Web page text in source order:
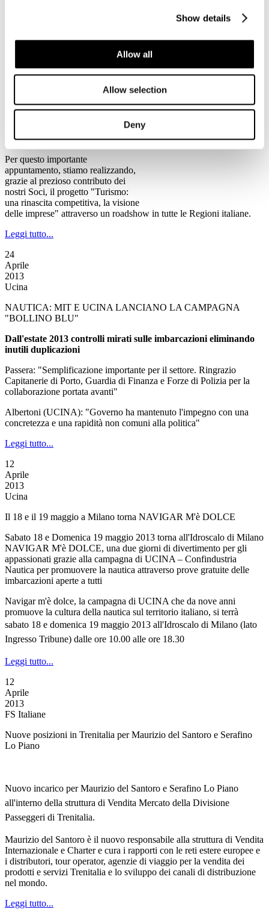
Show details
Allow all
Allow selection
Deny
2013
Ventennale Federturismo
Il Programma del Ventennale di Federturismo
Ventennale.
Per questo importante
appuntamento, stiamo realizzando,
grazie al prezioso contributo dei
nostri Soci, il progetto "Turismo:
una rinascita competitiva, la visione
delle imprese" attraverso un roadshow in tutte le Regioni italiane.
Leggi tutto...
24
Aprile
2013
Ucina
NAUTICA: MIT E UCINA LANCIANO LA CAMPAGNA
"BOLLINO BLU"
Dall'estate 2013 controlli mirati sulle imbarcazioni eliminando
inutili duplicazioni
Passera: "Semplificazione importante per il settore. Ringrazio
Capitanerie di Porto, Guardia di Finanza e Forze di Polizia per la
collaborazione portata avanti"
Albertoni (UCINA): "Governo ha mantenuto l'impegno con una
concretezza e una rapidità non comuni alla politica"
Leggi tutto...
12
Aprile
2013
Ucina
Il 18 e il 19 maggio a Milano torna NAVIGAR M'è DOLCE
Sabato 18 e Domenica 19 maggio 2013 torna all'Idroscalo di Milano
NAVIGAR M'è DOLCE, una due giorni di divertimento per gli
appassionati grazie alla campagna di UCINA – Confindustria
Nautica per promuovere la nautica attraverso prove gratuite delle
imbarcazioni aperte a tutti
Navigar m'è dolce, la campagna di UCINA che da nove anni
promuove la cultura della nautica sul territorio italiano, si terrà
sabato 18 e domenica 19 maggio 2013 all'Idroscalo di Milano (lato
Ingresso Tribune) dalle ore 10.00 alle ore 18.30
Leggi tutto...
12
Aprile
2013
FS Italiane
Nuove posizioni in Trenitalia per Maurizio del Santoro e Serafino
Lo Piano
Nuovo incarico per Maurizio del Santoro e Serafino Lo Piano
all'interno della struttura di Vendita Mercato della Divisione
Passeggeri di Trenitalia.
Maurizio del Santoro è il nuovo responsabile alla struttura di Vendita
Internazionale e Charter e cura i rapporti con le reti estere europee e
i distributori, tour operator, agenzie di viaggio per la vendita dei
prodotti e servizi Trenitalia e lo sviluppo dei canali di distribuzione
nel mondo.
Leggi tutto...